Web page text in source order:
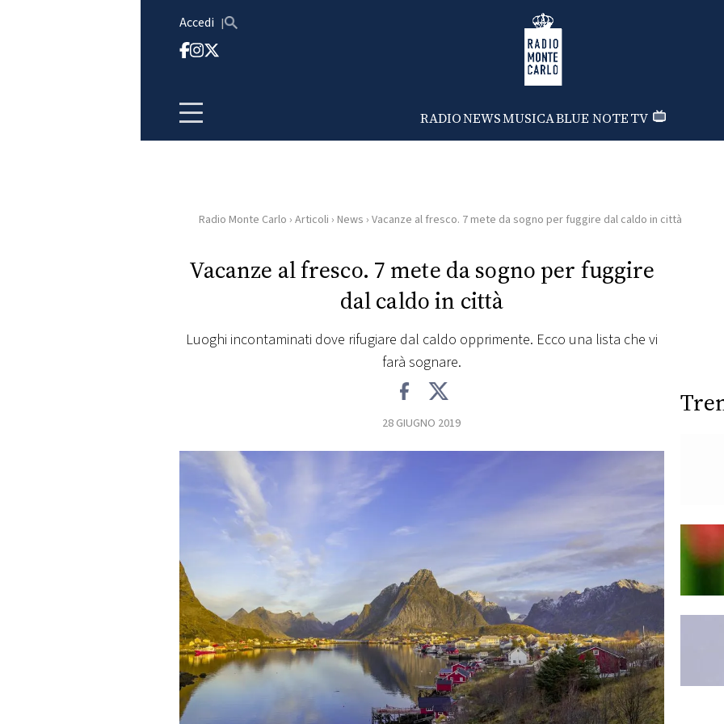
Accedi Radio Monte Carlo
RADIONEWSMUSICABLUE NOTETV
HOME
RADIO
RADIO
CONCORSI
EVENTI
VIDEO
TV
PRINCIPATO
Radio Monte Carlo › Articoli › News › Vacanze al fresco. 7 mete da sogno per fuggire dal caldo in città
Vacanze al fresco. 7 mete da sogno per fuggire
dal caldo in città
Luoghi incontaminati dove rifugiare dal caldo opprimente. Ecco una lista che vi
farà sognare.
28 GIUGNO 2019